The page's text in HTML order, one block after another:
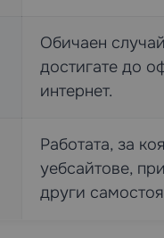
Обичаен
достигате до
интернет.
Работата, за
уебсайтове,
други